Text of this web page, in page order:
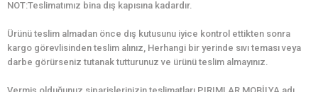
NOT:Teslimatımız bina dış kapısına kadardır.
Ürünü teslim almadan önce dış kutusunu iyice kontrol ettikten sonra
kargo görevlisinden teslim alınız, Herhangi bir yerinde sıvı teması veya
darbe görürseniz tutanak tutturunuz ve ürünü teslim almayınız.